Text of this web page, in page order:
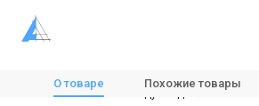
Магазин Отопление
🔆Тепловые насосы
Тепловые насосы воздух-вода
О товаре Похожие товары